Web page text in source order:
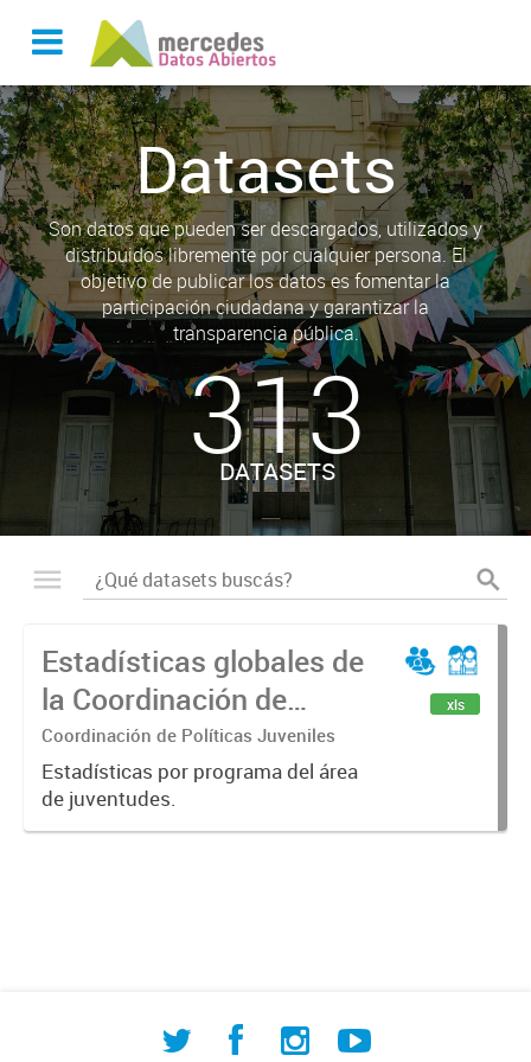
Datasets
Son datos que pueden ser descargados, utilizados y
distribuidos libremente por cualquier persona. El
objetivo de publicar los datos es fomentar la
participación ciudadana y garantizar la
transparencia pública.
313
DATASETS
Estadísticas globales de
la Coordinación de
Políticas Juveniles
Coordinación de Políticas Juveniles
Estadísticas por programa del área
de juventudes.
xls